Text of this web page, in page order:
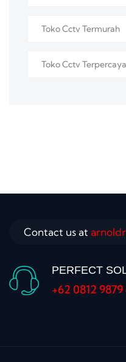
Toko Cctv Termurah
Toko Cctv Terpercaya
Contact us at
PERFECT
+62 0812 9879